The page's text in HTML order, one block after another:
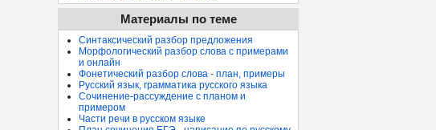
Материалы по теме
Синтаксический разбор предложения
Морфологический разбор слова с примерами
и онлайн
Фонетический разбор слова - план, примеры
Русский язык, грамматика русского языка
Сочинение-рассуждение с планом и
примером
Части речи в русском языке